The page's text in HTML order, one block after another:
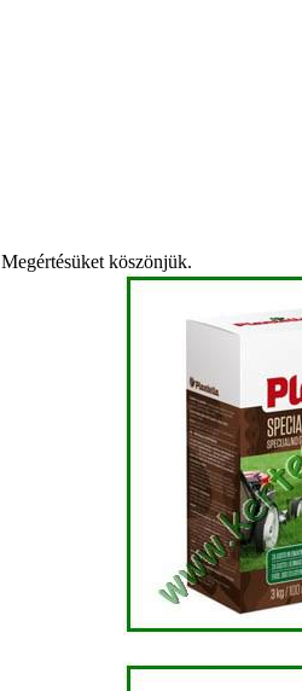
köszönjük.